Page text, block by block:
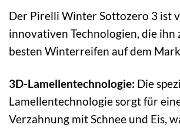
Der Pirelli Winter Sottozero 3 ist
innovativen Technologien, die ihn
besten Winterreifen auf dem
3D-Lamellentechnologie: Die
Lamellentechnologie sorgt für
Verzahnung mit Schnee und Eis,